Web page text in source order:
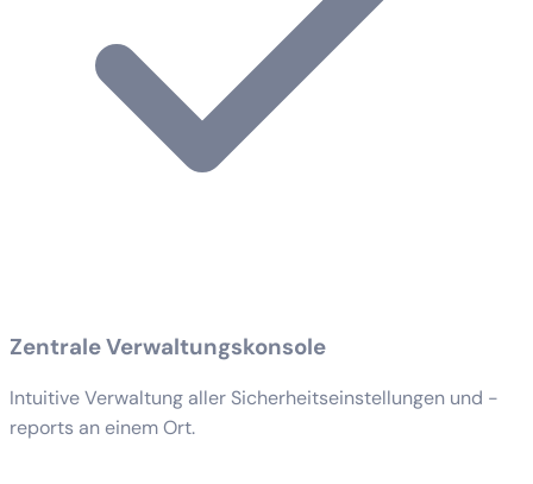
Zentrale Verwaltungskonsole
Intuitive Verwaltung aller Sicherheitseinstellungen und -
reports an einem Ort.